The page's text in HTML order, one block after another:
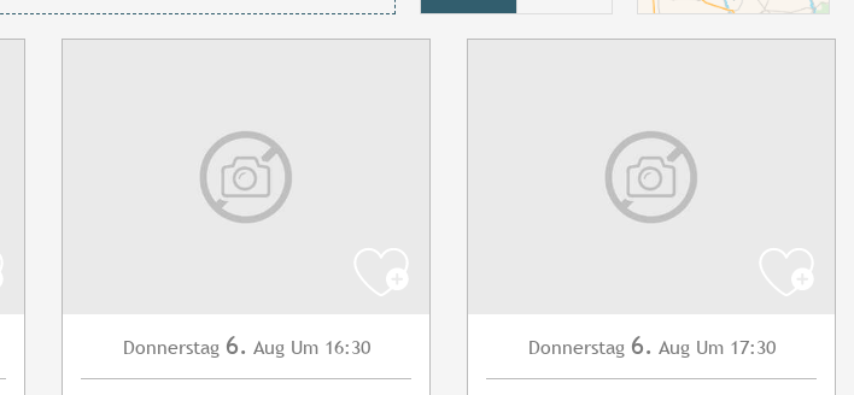
Donnerstag 6. Aug Um 16:30 Donnerstag 6. Aug Um 17:30